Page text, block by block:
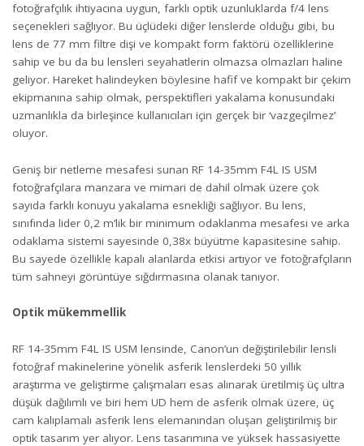
fotoğrafçılık ihtiyacına uygun, farklı optik uzunluklarda f/4 lens
seçenekleri sağlıyor. Bu üçlüdeki diğer lenslerde olduğu gibi, bu
lens de 77 mm filtre dişi ve kompakt form faktörü özelliklerine
sahip ve bu da bu lensleri seyahatlerin olmazsa olmazları haline
geliyor. Hareket halindeyken böylesine hafif ve kompakt bir çekim
ekipmanına sahip olmak, perspektifleri yakalama konusundaki
uzmanlıkla da birleşince kullanıcıları için gerçek bir ‘vazgeçilmez’
oluyor.
Geniş bir netleme mesafesi sunan RF 14-35mm F4L IS USM
fotoğrafçılara manzara ve mimari de dahil olmak üzere çok
sayıda farklı konuyu yakalama esnekliği sağlıyor. Bu lens,
sınıfında lider 0,2 m’lik bir minimum odaklanma mesafesi ve arka
odaklama sistemi sayesinde 0,38x büyütme kapasitesine sahip.
Bu sayede özellikle kapalı alanlarda etkisi artıyor ve fotoğrafçıların
tüm sahneyi görüntüye sığdırmasına olanak tanıyor.
Optik mükemmellik
RF 14-35mm F4L IS USM lensinde, Canon’un değiştirilebilir lensli
fotoğraf makinelerine yönelik asferik lenslerdeki 50 yıllık
araştırma ve geliştirme çalışmaları esas alınarak üretilmiş üç ultra
düşük dağılımlı ve biri hem UD hem de asferik olmak üzere, üç
cam kalıplamalı asferik lens elemanından oluşan geliştirilmiş bir
optik tasarım yer alıyor. Lens tasarımına ve yüksek hassasiyette